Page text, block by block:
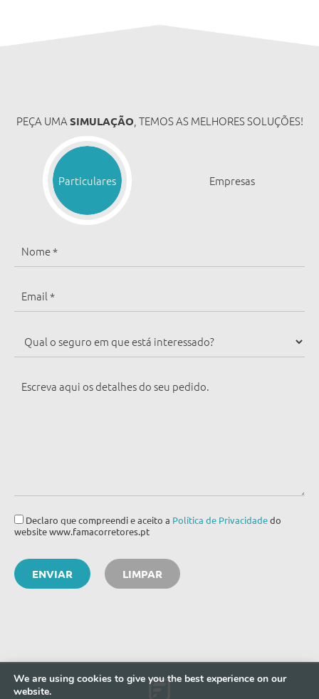
PEÇA UMA SIMULAÇÃO , TEMOS AS MELHORES SOLUÇÕES!
Particulares Empresas
Declaro que compreendi e aceito a Política de Privacidadedo
website www.famacorretores.pt
We are using cookies to give you the best experience on our
website.